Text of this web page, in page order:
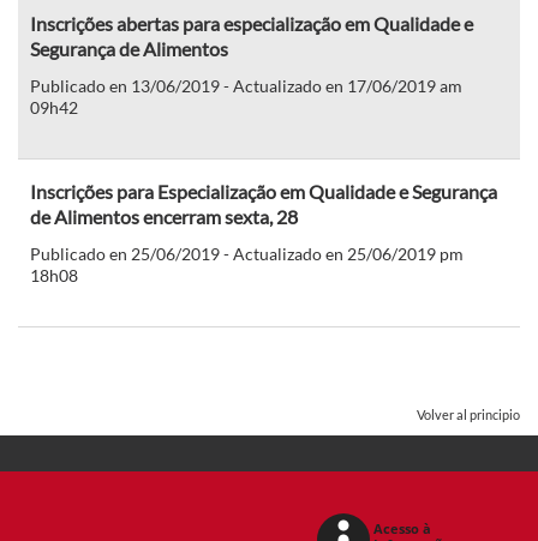
Inscrições abertas para especialização em Qualidade e
Segurança de Alimentos
Publicado en 13/06/2019 - Actualizado en 17/06/2019 am
09h42
Inscrições para Especialização em Qualidade e Segurança
de Alimentos encerram sexta, 28
Publicado en 25/06/2019 - Actualizado en 25/06/2019 pm
18h08
Volver al principio